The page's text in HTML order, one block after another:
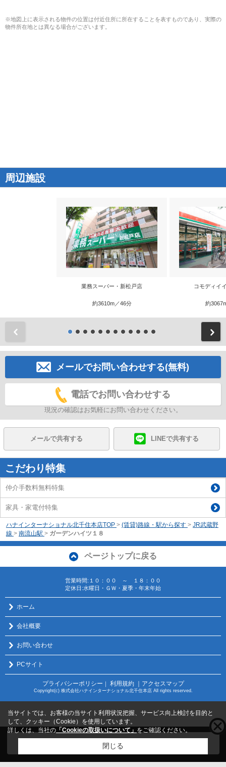
※地図上に表示される物件の位置は付近住所に所在することを表すものであり、実際の
物件所在地とは異なる場合がございます。
周辺施設
業務スーパー・新松戸店
約3610m／46分
コモディイ
約
メールでお問い合わせする(無料)
電話でお問い合わせする
現況の確認はお気軽にお問い合わせください。
メールで共有する LINEで共有する
こだわり特集
仲介手数料無料特集
家具・家電付特集
ハナインターナショナル北千住本店TOP > (賃貸)路線・駅から探す > JR武蔵野
線 > 南流山駅 > ガーデンハイツ１８
ページトップに戻る
営業時間:１０：００ ～ １８：００
定休日:水曜日・ＧＷ・夏季・年末年始
ホーム
会社概要
お問い合わせ
PCサイト
プライバシーポリシー 利用規約 ｜アクセスマップ
Copyright(c) 株式会社ハナインターナショナル北千住本店 All rights reserved.
こちらの物件をご覧の方にお勧めな物件
当サイトでは、お客様の当サイト利用状況把握、サービス向上検討を目的と
して、クッキー（Cookie）を使用しています。
詳しくは、当社の 「Cookieの取扱いについて」 をご確認ください。
閉じる